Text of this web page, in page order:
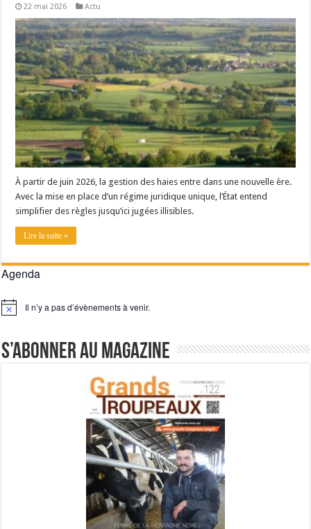
Un été fructueux pour Lactalis
22 mai 2026 Actu
À partir de juin 2026, la gestion des haies entre dans une nouvelle ère.
Avec la mise en place d’un régime juridique unique, l’État entend
simplifier des règles jusqu’ici jugées illisibles.
Lire la suite »
Agenda
Notice Il n’y a pas d’évènements à venir.
S’abonner au magazine